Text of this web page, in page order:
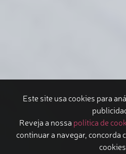
Este site usa cookies para
Reveja a nossa política de
continuar a navegar, concorda